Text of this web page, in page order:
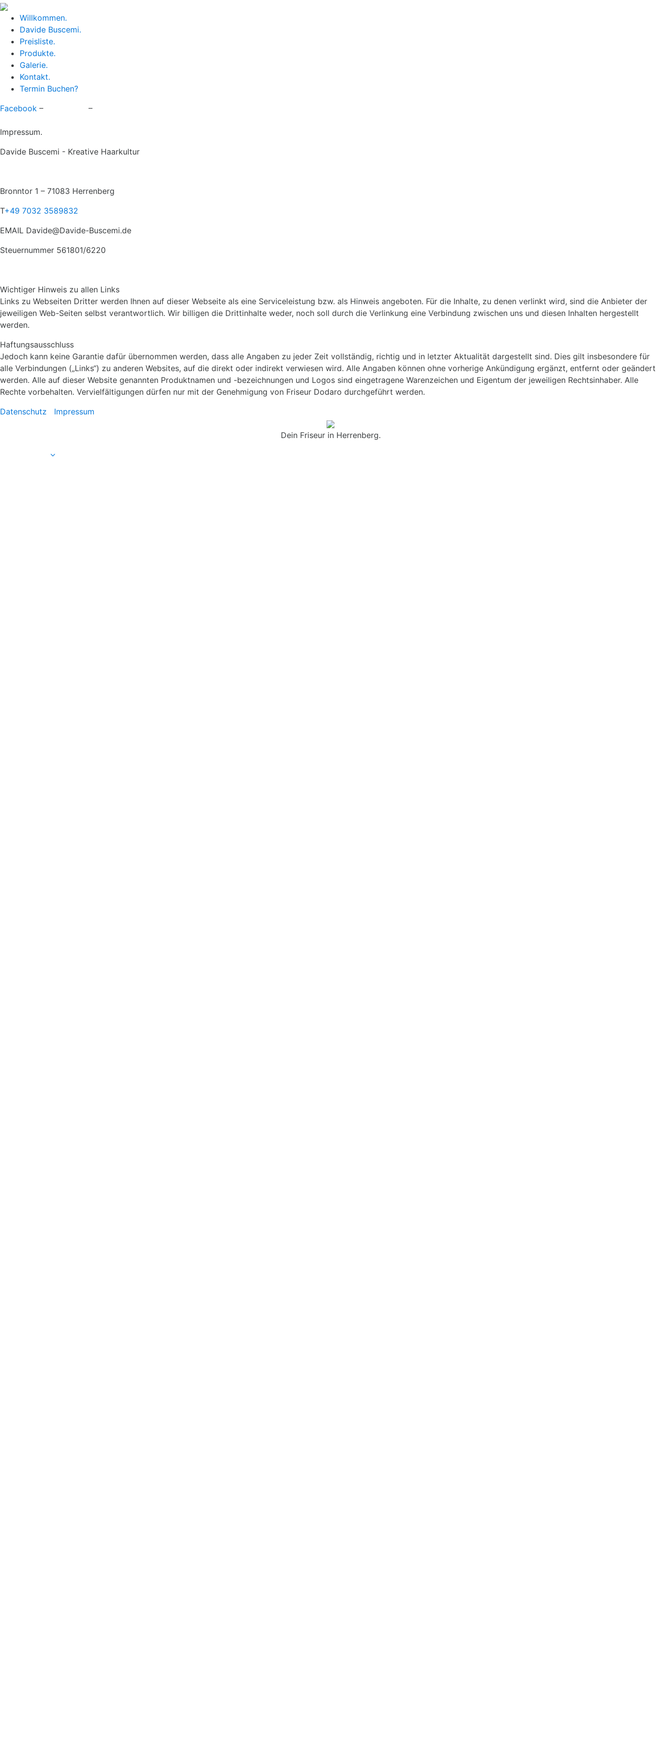
Willkommen.
Davide Buscemi.
Preisliste.
Produkte.
Galerie.
Kontakt.
Termin Buchen?
Facebook – –
Impressum.
Davide Buscemi - Kreative Haarkultur
Bronntor 1 – 71083 Herrenberg
T+49 7032 3589832
EMAIL Davide@Davide-Buscemi.de
Steuernummer 561801/6220
Wichtiger Hinweis zu allen Links
Links zu Webseiten Dritter werden Ihnen auf dieser Webseite als eine Serviceleistung bzw. als Hinweis angeboten. Für die Inhalte, zu denen verlinkt wird, sind die Anbieter der
jeweiligen Web-Seiten selbst verantwortlich. Wir billigen die Drittinhalte weder, noch soll durch die Verlinkung eine Verbindung zwischen uns und diesen Inhalten hergestellt
werden.
Haftungsausschluss
Jedoch kann keine Garantie dafür übernommen werden, dass alle Angaben zu jeder Zeit vollständig, richtig und in letzter Aktualität dargestellt sind. Dies gilt insbesondere für
alle Verbindungen („Links“) zu anderen Websites, auf die direkt oder indirekt verwiesen wird. Alle Angaben können ohne vorherige Ankündigung ergänzt, entfernt oder geändert
werden. Alle auf dieser Website genannten Produktnamen und -bezeichnungen und Logos sind eingetragene Warenzeichen und Eigentum der jeweiligen Rechtsinhaber. Alle
Rechte vorbehalten. Vervielfältigungen dürfen nur mit der Genehmigung von Friseur Dodaro durchgeführt werden.
Datenschutz
Impressum
Dein Friseur in Herrenberg.